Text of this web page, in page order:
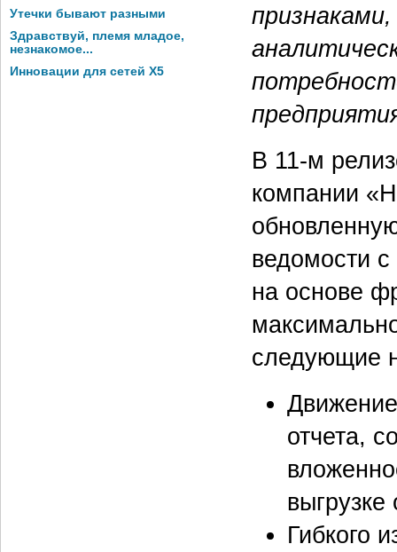
Утечки бывают разными
Здравствуй, племя младое,
незнакомое...
Инновации для сетей X5
В 11-м
компании
ведомости
на основе
следующие
отчета,
Гибкого